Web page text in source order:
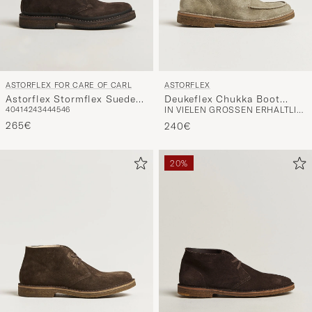
ASTORFLEX FOR CARE OF CARL
Astorflex Stormflex Suede
Dark Brown
40414243444546
265€
ASTORFLEX
Deukeflex Chukka Boot
Stone Suede
IN VIELEN GRÖSSEN ERHÄLTLICH
240€
20%